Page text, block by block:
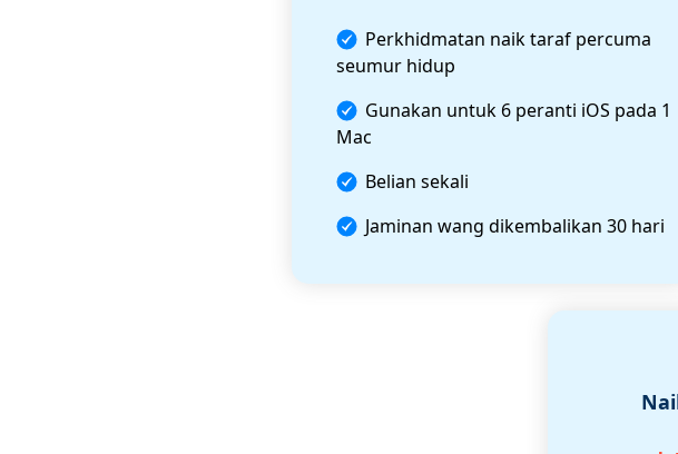
Perkhidmatan naik taraf percuma
seumur hidup
Gunakan untuk 6 peranti iOS pada 1
Mac
Belian sekali
Jaminan wang dikembalikan 30 hari